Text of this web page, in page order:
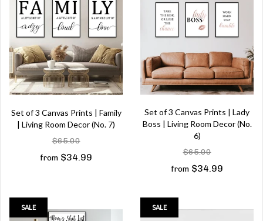
Set of 3 Canvas Prints | Family
| Living Room Decor (No. 7)
$65.00
from $34.99
Set of 3 Canvas Prints | Lady
Boss | Living Room Decor (No.
6)
$65.00
from $34.99
SALE SALE